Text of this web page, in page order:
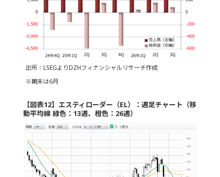
出所：LSEGよりDZHフィナンシャルリサーチ作成
※期末は6月
【図表12】エスティローダー（EL）：週足チャート（移
動平均線 緑色：13週、橙色：26週）